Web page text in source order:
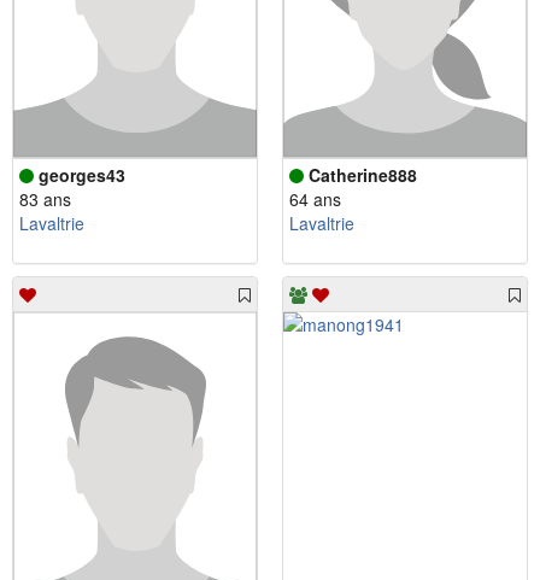
georges43
83 ans
Lavaltrie
Catherine888
64 ans
Lavaltrie